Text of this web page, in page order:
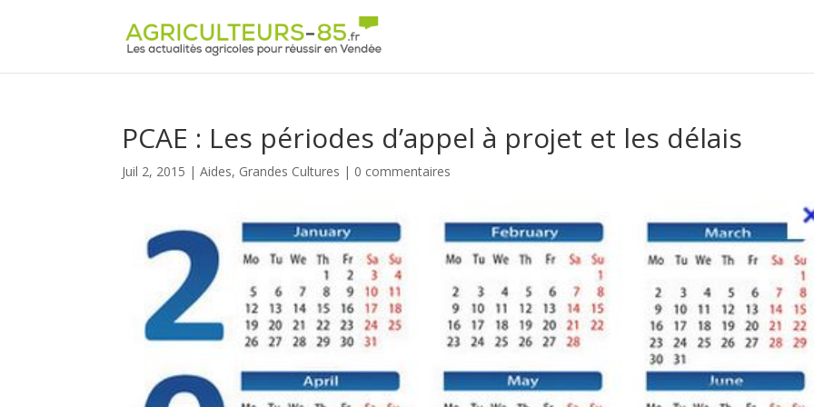
PCAE : Les périodes d’appel à projet et les délais
Juil 2, 2015 |Aides, Grandes Cultures | 0 commentaires